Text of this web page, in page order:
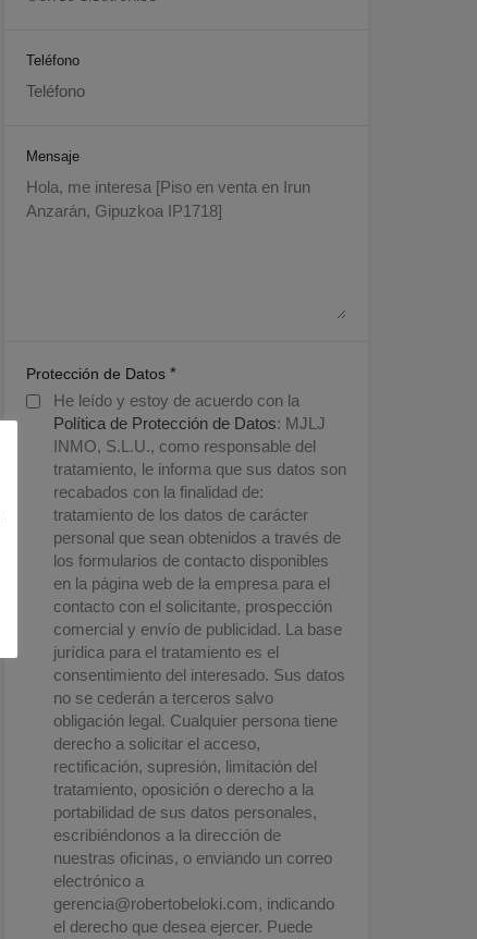
Teléfono
Mensaje
Protección de Datos *
He leído y estoy de acuerdo con la
Política de Protección de Datos: MJLJ
INMO, S.L.U., como responsable del
tratamiento, le informa que sus datos son
recabados con la finalidad de:
tratamiento de los datos de carácter
personal que sean obtenidos a través de
los formularios de contacto disponibles
en la página web de la empresa para el
contacto con el solicitante, prospección
comercial y envío de publicidad. La base
jurídica para el tratamiento es el
consentimiento del interesado. Sus datos
no se cederán a terceros salvo
obligación legal. Cualquier persona tiene
derecho a solicitar el acceso,
rectificación, supresión, limitación del
tratamiento, oposición o derecho a la
portabilidad de sus datos personales,
escribiéndonos a la dirección de
nuestras oficinas, o enviando un correo
electrónico a
gerencia@robertobeloki.com, indicando
el derecho que desea ejercer. Puede